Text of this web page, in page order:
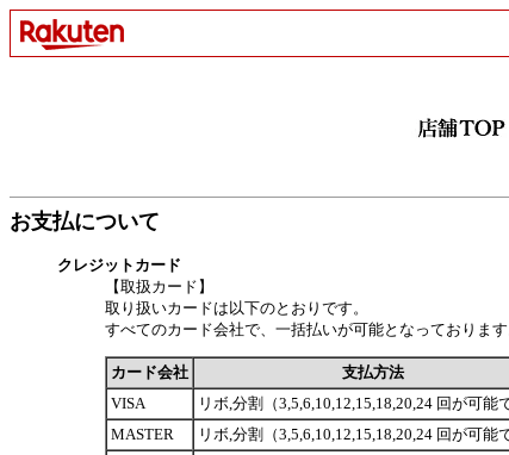
お支払について
クレジットカード
【取扱カード】
取り扱いカードは以下のとおりです。
すべてのカード会社で、一括払いが可能となっております
カード会社
支払方法
VISA
リボ,分割（3,5,6,10,12,15,18,20,24 回が可能
MASTER
リボ,分割（3,5,6,10,12,15,18,20,24 回が可能